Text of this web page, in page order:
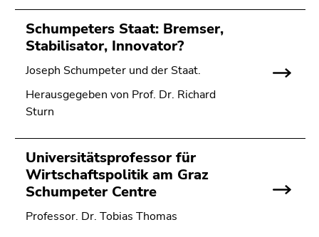
Schumpeters Staat: Bremser,
Stabilisator, Innovator?
Joseph Schumpeter und der Staat.
Herausgegeben von Prof. Dr. Richard
Sturn
Universitätsprofessor für
Wirtschaftspolitik am Graz
Schumpeter Centre
Professor. Dr. Tobias Thomas